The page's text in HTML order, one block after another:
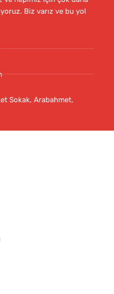
Biz varız ve bu yol
Sokak, Arabahmet,